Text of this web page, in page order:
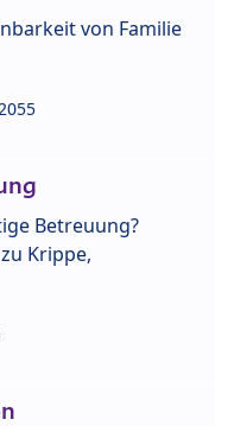
von Familie
Betreuung?
Krippe,